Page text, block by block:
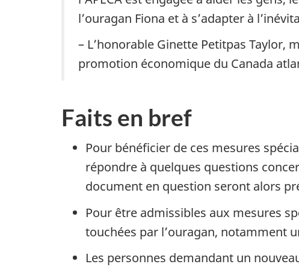
l’ouragan Fiona et à s’adapter à
– L’honorable Ginette Petitpas Taylor,
promotion économique du Canada
Faits en bref
Pour bénéficier de ces mesures
répondre à quelques questions
document en question seront alors
Pour être admissibles aux mesures
touchées par l’ouragan, notamment
Les personnes demandant un